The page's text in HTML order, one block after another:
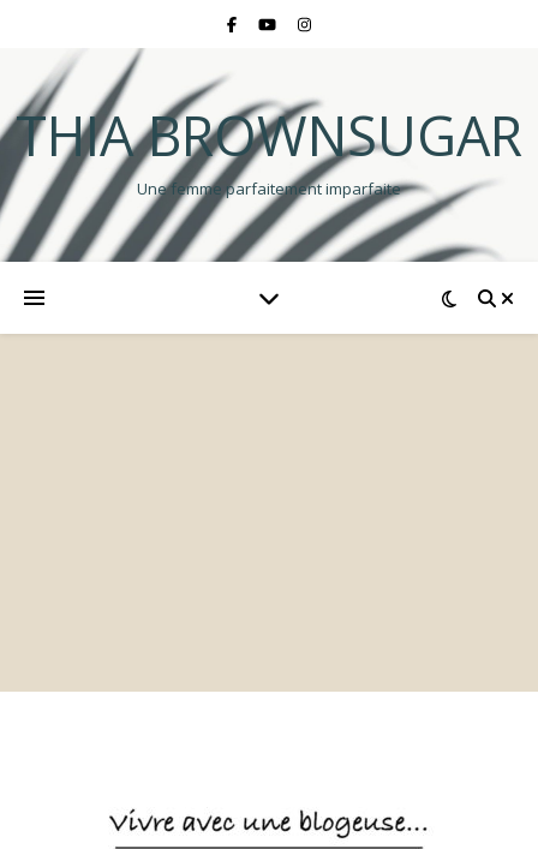
THIA BROWNSUGAR
Une femme parfaitement imparfaite